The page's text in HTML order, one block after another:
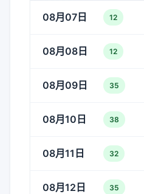
08月07日 12
08月08日 12
08月09日 35
08月10日 38
08月11日 32
08月12日 35